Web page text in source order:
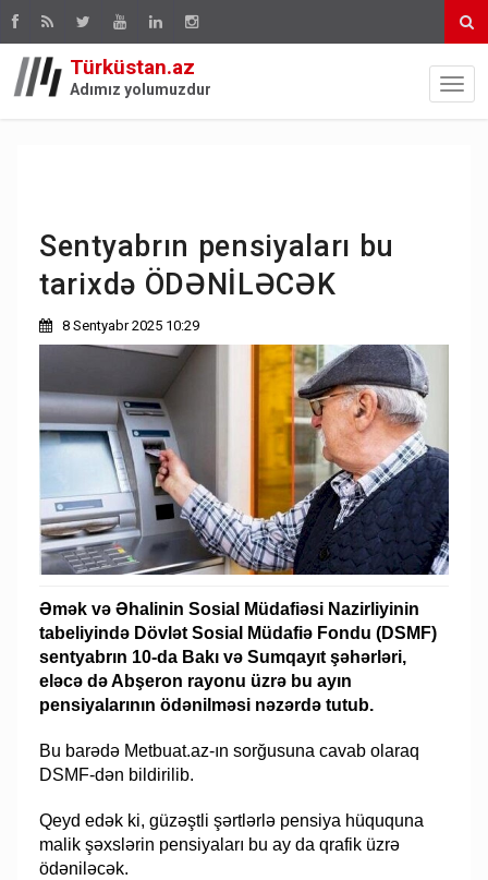
Türküstan.az
Adımız yolumuzdur
Sentyabrın pensiyaları bu
tarixdə ÖDƏNİLƏCƏK
8 Sentyabr 2025 10:29
Əmək və Əhalinin Sosial Müdafiəsi Nazirliyinin
tabeliyində Dövlət Sosial Müdafiə Fondu (DSMF)
sentyabrın 10-da Bakı və Sumqayıt şəhərləri,
eləcə də Abşeron rayonu üzrə bu ayın
pensiyalarının ödənilməsi nəzərdə tutub.
Bu barədə Metbuat.az-ın sorğusuna cavab olaraq
DSMF-dən bildirilib.
Qeyd edək ki, güzəştli şərtlərlə pensiya hüququna
malik şəxslərin pensiyaları bu ay da qrafik üzrə
ödəniləcək.